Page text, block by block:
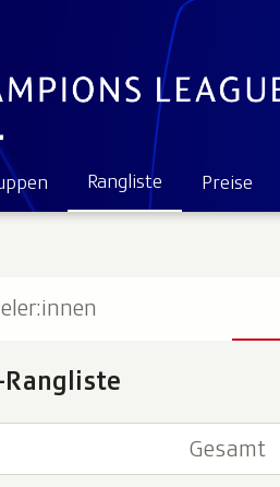
Rangliste Preise
Gesamt